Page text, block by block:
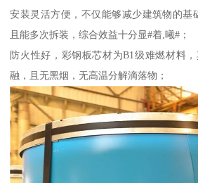
安装灵活方便，不仅能够减少建筑物的基
且能多次拆装，综合效益十分显#着,曦#；
防火性好，彩钢板芯材为B1级难燃材料
融，且无黑烟，无高温分解滴落物；